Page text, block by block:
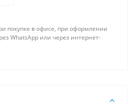
покупке в офисе, при оформлении
WhatsApp или через интернет-